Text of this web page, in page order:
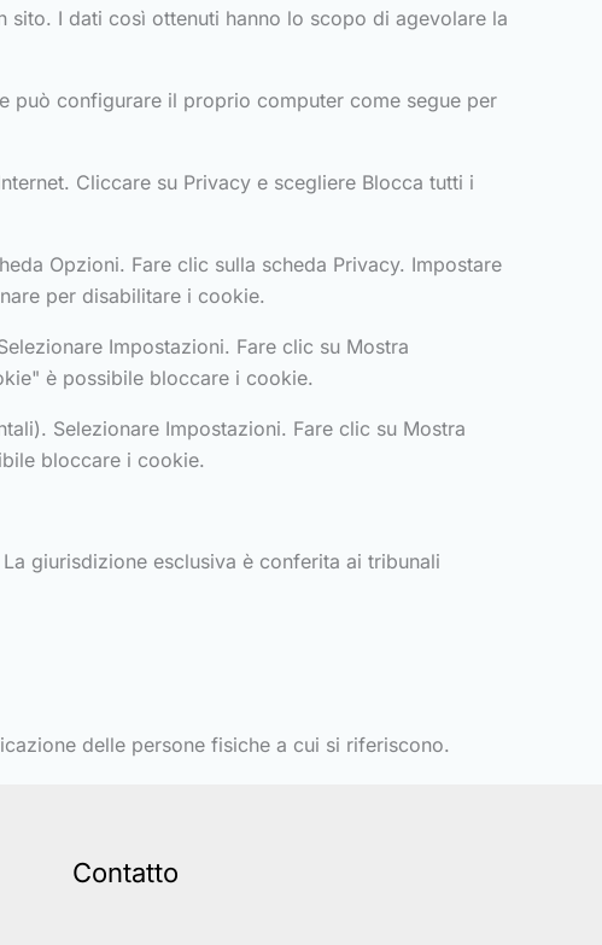
I dati così ottenuti hanno lo scopo di agevolare la
può configurare il proprio computer come segue per
Cliccare su Privacy e scegliere Blocca tutti i
Opzioni. Fare clic sulla scheda Privacy. Impostare
per disabilitare i cookie.
Impostazioni. Fare clic su Mostra
è possibile bloccare i cookie.
Selezionare Impostazioni. Fare clic su Mostra
bloccare i cookie.
giurisdizione esclusiva è conferita ai tribunali
delle persone fisiche a cui si riferiscono.
Contatto